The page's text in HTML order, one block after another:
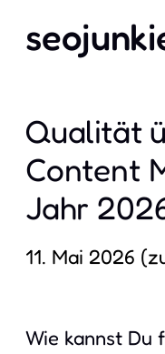
Qualität
Content
Jahr
11. Mai 2026
Wie kannst Du